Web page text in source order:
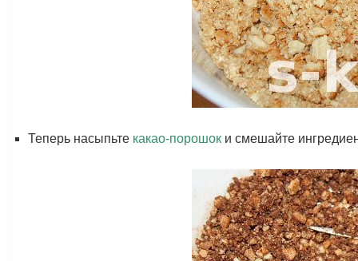
Теперь насыпьте какао-порошок и смешайте